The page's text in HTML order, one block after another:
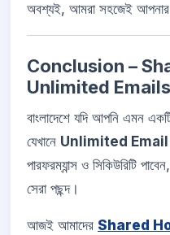
অবশ্যই, আমরা সহজেই আপনার
Conclusion –
Unlimited
বাংলাদেশে যদি আপনি এমন
যেখানে Unlimited
পারফরম্যান্স ও সিকিউরিটি
সেরা পছন্দ।
আজই আমাদের Shared